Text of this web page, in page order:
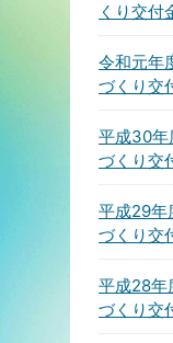
くり交付
令和元年
づくり交
平成30年
づくり交
平成29年
づくり交
平成28年
づくり交